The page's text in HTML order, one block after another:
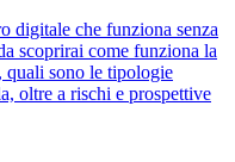
digitale che funziona senza
scoprirai come funziona la
quali sono le tipologie
oltre a rischi e prospettive